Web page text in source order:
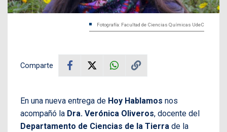
Fotografía: Facultad de Ciencias Químicas UdeC
Comparte
En una nueva entrega de Hoy Hablamos nos
acompañó la Dra. Verónica Oliveros, docente del
Departamento de Ciencias de la Tierra de la